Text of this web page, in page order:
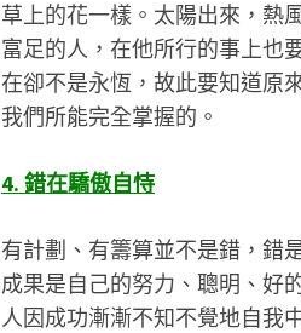
草上的花一樣。太陽出來，熱
富足的人，在他所行的事上也
在卻不是永恆，故此要知道原
我們所能完全掌握的。
4. 錯在驕傲自恃
有計劃、有籌算並不是錯，錯
成果是自己的努力、聰明、好
人因成功漸漸不知不覺地自我